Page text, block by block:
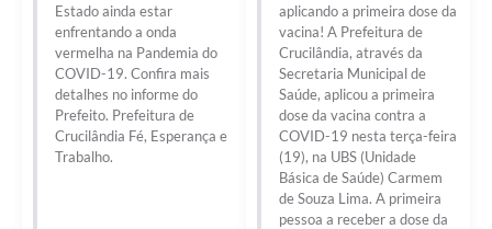
Estado ainda estar
enfrentando a onda
vermelha na Pandemia do
COVID-19. Confira mais
detalhes no informe do
Prefeito. Prefeitura de
Crucilândia Fé, Esperança e
Trabalho.
aplicando a primeira dose da
vacina! A Prefeitura de
Crucilândia, através da
Secretaria Municipal de
Saúde, aplicou a primeira
dose da vacina contra a
COVID-19 nesta terça-feira
(19), na UBS (Unidade
Básica de Saúde) Carmem
de Souza Lima. A primeira
pessoa a receber a dose da